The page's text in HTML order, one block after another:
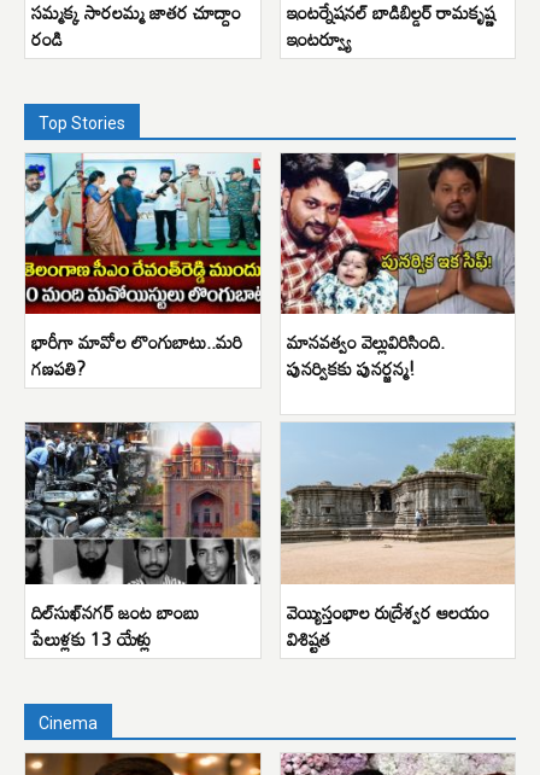
సమ్మక్క సారలమ్మ జాతర చూద్దాం
రండి
ఇంటర్నేషనల్ బాడిబిల్డర్ రామకృష్ణ
ఇంటర్వ్యూ
Top Stories
భారీగా మావోల లొంగుబాటు..మరి
గణపతి?
మానవత్వం వెల్లువిరిసింది.
పునర్వికకు పునర్జన్మ!
దిల్‌సుఖ్‌నగర్ జంట బాంబు
పేలుళ్లకు 13 యేళ్లు
వెయ్యిస్తంభాల రుద్రేశ్వర ఆలయం
విశిష్టత
Cinema